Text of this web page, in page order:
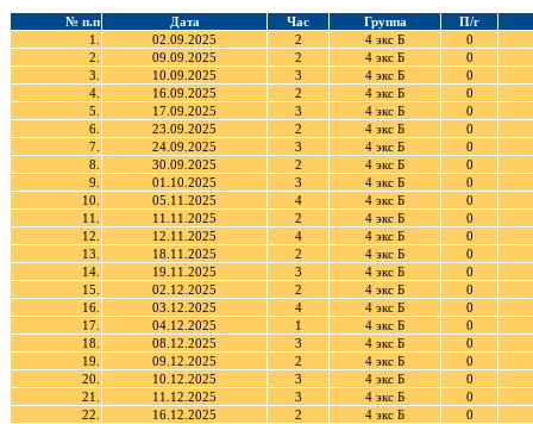
№ п.п Дата Час Группа
П/г
1.
02.09.2025 2 4 экс Б
0
2.
09.09.2025 2 4 экс Б
0
3.
10.09.2025 3 4 экс Б
0
4.
16.09.2025 2 4 экс Б
0
5.
17.09.2025 3 4 экс Б
0
6.
23.09.2025 2 4 экс Б
0
7.
24.09.2025 3 4 экс Б
0
8.
30.09.2025 2 4 экс Б
0
9.
01.10.2025 3 4 экс Б
0
10.
05.11.2025 4 4 экс Б
0
11.
11.11.2025 2 4 экс Б
0
12.
12.11.2025 4 4 экс Б
0
13.
18.11.2025 2 4 экс Б
0
14.
19.11.2025 3 4 экс Б
0
15.
02.12.2025 2 4 экс Б
0
16.
03.12.2025 4 4 экс Б
0
17.
04.12.2025 1 4 экс Б
0
18.
08.12.2025 3 4 экс Б
0
19.
09.12.2025 2 4 экс Б
0
20.
10.12.2025 3 4 экс Б
0
21.
11.12.2025 3 4 экс Б
0
22.
16.12.2025 2 4 экс Б
0